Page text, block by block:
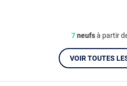
7neufsà partir
VOIR TOUTES